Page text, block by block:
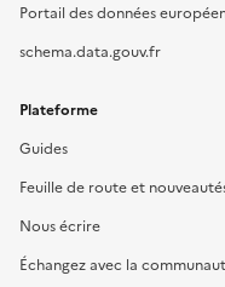
Portail des données
schema.data.gouv.fr
Plateforme
Guides
Feuille de route et
Nous écrire
Échangez avec la